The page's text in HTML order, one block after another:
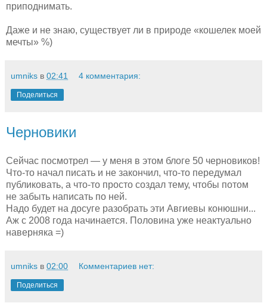
приподнимать.
Даже и не знаю, существует ли в природе «кошелек моей
мечты» %)
umniks в 02:41 4 комментария:
Поделиться
Черновики
Сейчас посмотрел — у меня в этом блоге 50 черновиков!
Что-то начал писать и не закончил, что-то передумал
публиковать, а что-то просто создал тему, чтобы потом
не забыть написать по ней.
Надо будет на досуге разобрать эти Авгиевы конюшни...
Аж с 2008 года начинается. Половина уже неактуально
наверняка =)
umniks в 02:00 Комментариев нет:
Поделиться